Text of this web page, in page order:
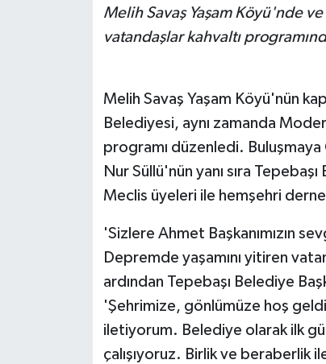
Melih Savaş Yaşam Köyü'nde
vatandaşlar kahvaltı
Melih Savaş Yaşam Köyü'nün
Belediyesi, aynı zamanda
programı düzenledi. Buluşmaya
Nur Süllü'nün yanı sıra
Meclis üyeleri ile hemşehri
'Sizlere Ahmet Başkanımızın
Depremde yaşamını yitiren
ardından Tepebaşı Belediye
'Şehrimize, gönlümüze hoş
iletiyorum. Belediye olarak ilk
çalışıyoruz. Birlik ve beraberlik